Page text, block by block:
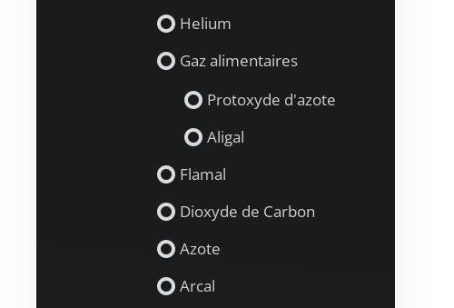
Helium
Gaz alimentaires
Protoxyde d'azote
Aligal
Flamal
Dioxyde de Carbon
Azote
Arcal